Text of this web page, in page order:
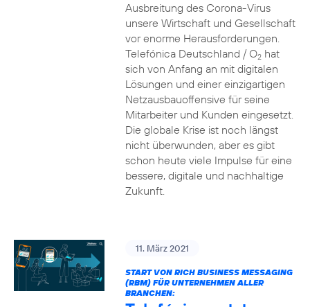
Ausbreitung des Corona-Virus
unsere Wirtschaft und Gesellschaft
vor enorme Herausforderungen.
Telefónica Deutschland / O2hat
sich von Anfang an mit digitalen
Lösungen und einer einzigartigen
Netzausbauoffensive für seine
Mitarbeiter und Kunden eingesetzt.
Die globale Krise ist noch längst
nicht überwunden, aber es gibt
schon heute viele Impulse für eine
bessere, digitale und nachhaltige
Zukunft.
11. März 2021
START VON RICH BUSINESS MESSAGING
(RBM) FÜR UNTERNEHMEN ALLER
BRANCHEN: